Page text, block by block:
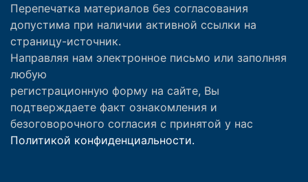
Перепечатка материалов без согласования
допустима при наличии активной ссылки на
страницу-источник.
Направляя нам электронное письмо или заполняя
любую
регистрационную форму на сайте, Вы
подтверждаете факт ознакомления и
безоговорочного согласия с принятой у нас
Политикой конфиденциальности.